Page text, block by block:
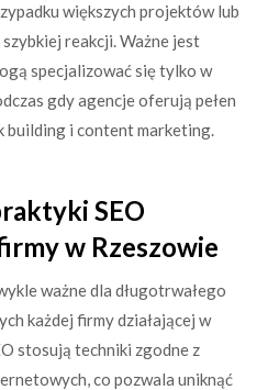
większych projektów lub
reakcji. Ważne jest
specjalizować się tylko w
gdy agencje oferują pełen
building i content marketing.
SEO
w Rzeszowie
ważne dla długotrwałego
każdej firmy działającej w
stosują techniki zgodne z
co pozwala uniknąć